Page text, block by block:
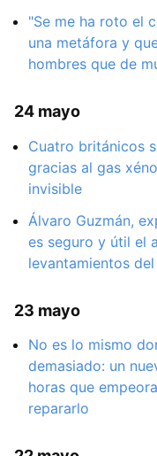
"Se me ha roto el
una metáfora y
hombres que de
24 mayo
Cuatro británicos
gracias al gas
invisible
Álvaro Guzmán,
es seguro y útil el
levantamientos
23 mayo
No es lo mismo
demasiado: un
horas que
repararlo